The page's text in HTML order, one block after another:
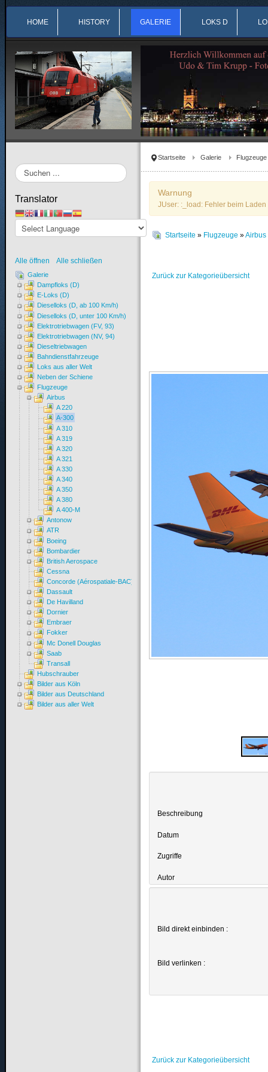
HOME HISTORY GALERIE LOKS D
Startseite Galerie Flugzeuge
Warnung
JUser: :_load: Fehler beim
Startseite » Flugzeuge »Airbus
Zurück zur Kategorieübersicht
Beschreibung
Datum
Zugriffe
Autor
Bild direkt einbinden :
Bild verlinken :
Zurück zur Kategorieübersicht
Suchen
...
Translator
Alle öffnen Alle schließen
Galerie
Dampfloks (D)
E-Loks (D)
Dieselloks (D, ab 100 Km/h)
Dieselloks (D, unter 100 Km/h)
Elektrotriebwagen (FV, 93)
Elektrotriebwagen (NV, 94)
Dieseltriebwagen
Bahndienstfahrzeuge
Loks aus aller Welt
Neben der Schiene
Flugzeuge
Airbus
A 220
A-300
A 310
A 319
A 320
A 321
A 330
A 340
A 350
A 380
A 400-M
Antonow
ATR
Boeing
Bombardier
British Aerospace
Cessna
Concorde (Aérospatiale-BAC)
Dassault
De Havilland
Dornier
Embraer
Fokker
Mc Donell Douglas
Saab
Transall
Hubschrauber
Bilder aus Köln
Bilder aus Deutschland
Bilder aus aller Welt